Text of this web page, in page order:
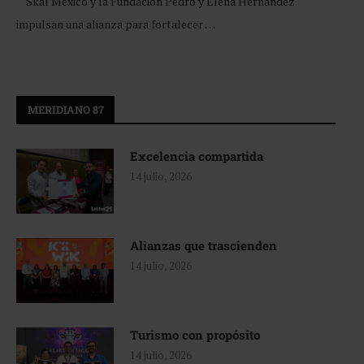
impulsan una alianza para fortalecer …
MERIDIANO 87
Excelencia compartida
14 julio, 2026
Alianzas que trascienden
14 julio, 2026
Turismo con propósito
14 julio, 2026